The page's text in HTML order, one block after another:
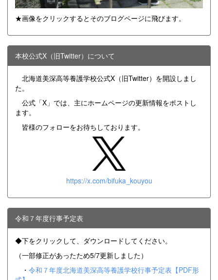
★画像をクリックするとそのブログページに飛びます。
本校公式X（旧Twitter）について
北海道美深高等養護学校公式X（旧Twitter）を開設しまし
た。
公式「X」では、主にホームページの更新情報をポストし
ます。
皆様のフォローをお待ちしております。
https://x.com/bifuka_kouyou
令和７年度行事予定表
◆下をクリックして、ダウンロードしてください。
（一部修正があったため5/7更新しました）
・ 令和７年度北海道美深高等養護学校行事予定表【PDF形